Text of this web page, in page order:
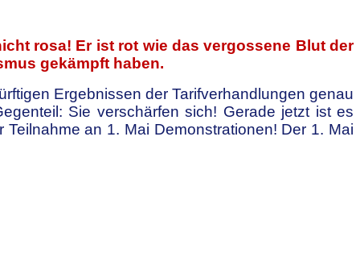
rosa! Er ist rot wie das vergossene Blut der
gekämpft haben.
Ergebnissen der Tarifverhandlungen genau
Sie verschärfen sich! Gerade jetzt ist es
an 1. Mai Demonstrationen! Der 1. Mai